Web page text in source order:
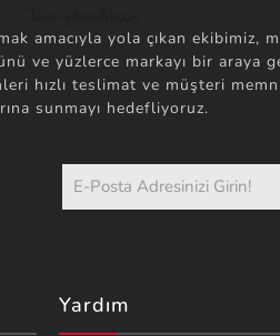
amacıyla yola çıkan ekibimiz,
ve yüzlerce markayı bir araya
hızlı teslimat ve müşteri
sunmayı hedefliyoruz.
Yardım